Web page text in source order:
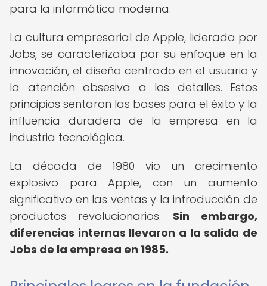
para la informática moderna.
La cultura empresarial de Apple, liderada por
Jobs, se caracterizaba por su enfoque en la
innovación, el diseño centrado en el usuario y
la atención obsesiva a los detalles. Estos
principios sentaron las bases para el éxito y la
influencia duradera de la empresa en la
industria tecnológica.
La década de 1980 vio un crecimiento
explosivo para Apple, con un aumento
significativo en las ventas y la introducción de
productos revolucionarios. Sin embargo,
diferencias internas llevaron a la salida de
Jobs de la empresa en 1985.